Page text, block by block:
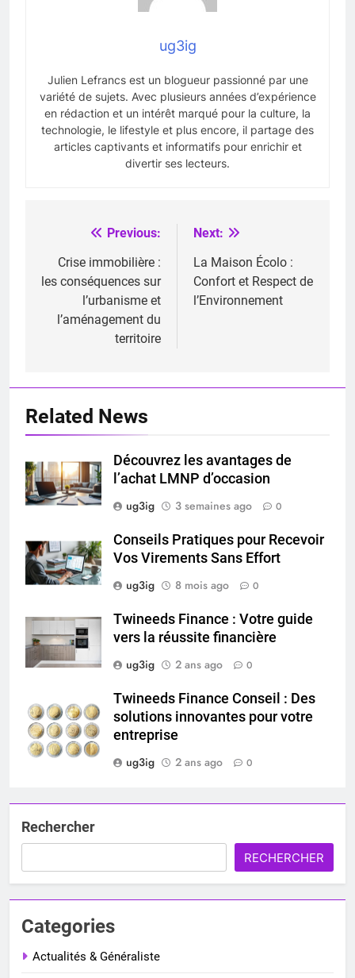
ug3ig
Julien Lefrancs est un blogueur passionné par une
variété de sujets. Avec plusieurs années d’expérience
en rédaction et un intérêt marqué pour la culture, la
technologie, le lifestyle et plus encore, il partage des
articles captivants et informatifs pour enrichir et
divertir ses lecteurs.
Navigation
de
l’article
Previous:
Crise immobilière :
les conséquences sur
l’urbanisme et
l’aménagement du
territoire
Next:
La Maison Écolo :
Confort et Respect de
l’Environnement
Related News
Découvrez les avantages de
l’achat LMNP d’occasion
ug3ig
3 semaines ago 0
Conseils Pratiques pour Recevoir
Vos Virements Sans Effort
ug3ig
8 mois ago 0
Twineeds Finance : Votre guide
vers la réussite financière
ug3ig
2 ans ago 0
Twineeds Finance Conseil : Des
solutions innovantes pour votre
entreprise
ug3ig
2 ans ago 0
Rechercher
RECHERCHER
Categories
Actualités & Généraliste